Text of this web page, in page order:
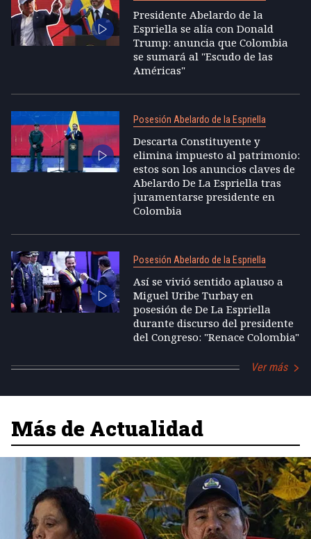
Presidente Abelardo de la
Espriella se alía con Donald
Trump: anuncia que Colombia
se sumará al "Escudo de las
Américas"
Posesión Abelardo de la Espriella
Descarta Constituyente y
elimina impuesto al patrimonio:
estos son los anuncios claves de
Abelardo De La Espriella tras
juramentarse presidente en
Colombia
Posesión Abelardo de la Espriella
Así se vivió sentido aplauso a
Miguel Uribe Turbay en
posesión de De La Espriella
durante discurso del presidente
del Congreso: "Renace Colombia"
Ver más
Más de Actualidad